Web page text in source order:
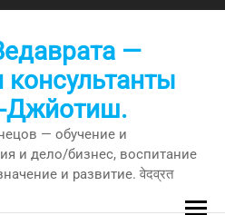
—
Джйотиш.
— обучение и
и дело/бизнес, воспитание
и развитие. वेदव्रत